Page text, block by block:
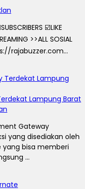
☑️LIKE
>>ALL SOSIAL
rajabuzzer.com...
Lampung Barat
Gateway
yang disediakan oleh
bisa memberi
...